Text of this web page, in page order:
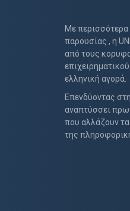
Με περισσότερα
παρουσίας , η
από τους
ελληνική αγορά.
Επενδύοντας
αναπτύσσει
που αλλάζουν
της